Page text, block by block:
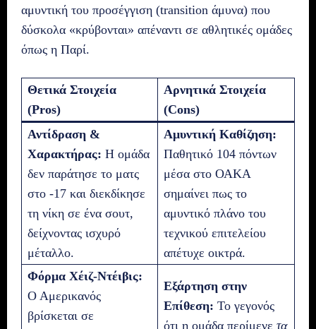
αμυντική του προσέγγιση (transition άμυνα) που
δύσκολα «κρύβονται» απέναντι σε αθλητικές ομάδες
όπως η Παρί.
Θετικά Στοιχεία
(Pros)
Αρνητικά Στοιχεία
(Cons)
Αντίδραση &
Χαρακτήρας: Η ομάδα
δεν παράτησε το ματς
στο -17 και διεκδίκησε
τη νίκη σε ένα σουτ,
δείχνοντας ισχυρό
μέταλλο.
Αμυντική Καθίζηση:
Παθητικό 104 πόντων
μέσα στο ΟΑΚΑ
σημαίνει πως το
αμυντικό πλάνο του
τεχνικού επιτελείου
απέτυχε οικτρά.
Φόρμα Χέιζ-Ντέιβις:
Ο Αμερικανός
βρίσκεται σε
Εξάρτηση στην
Επίθεση: Το γεγονός
ότι η ομάδα περίμενε τα